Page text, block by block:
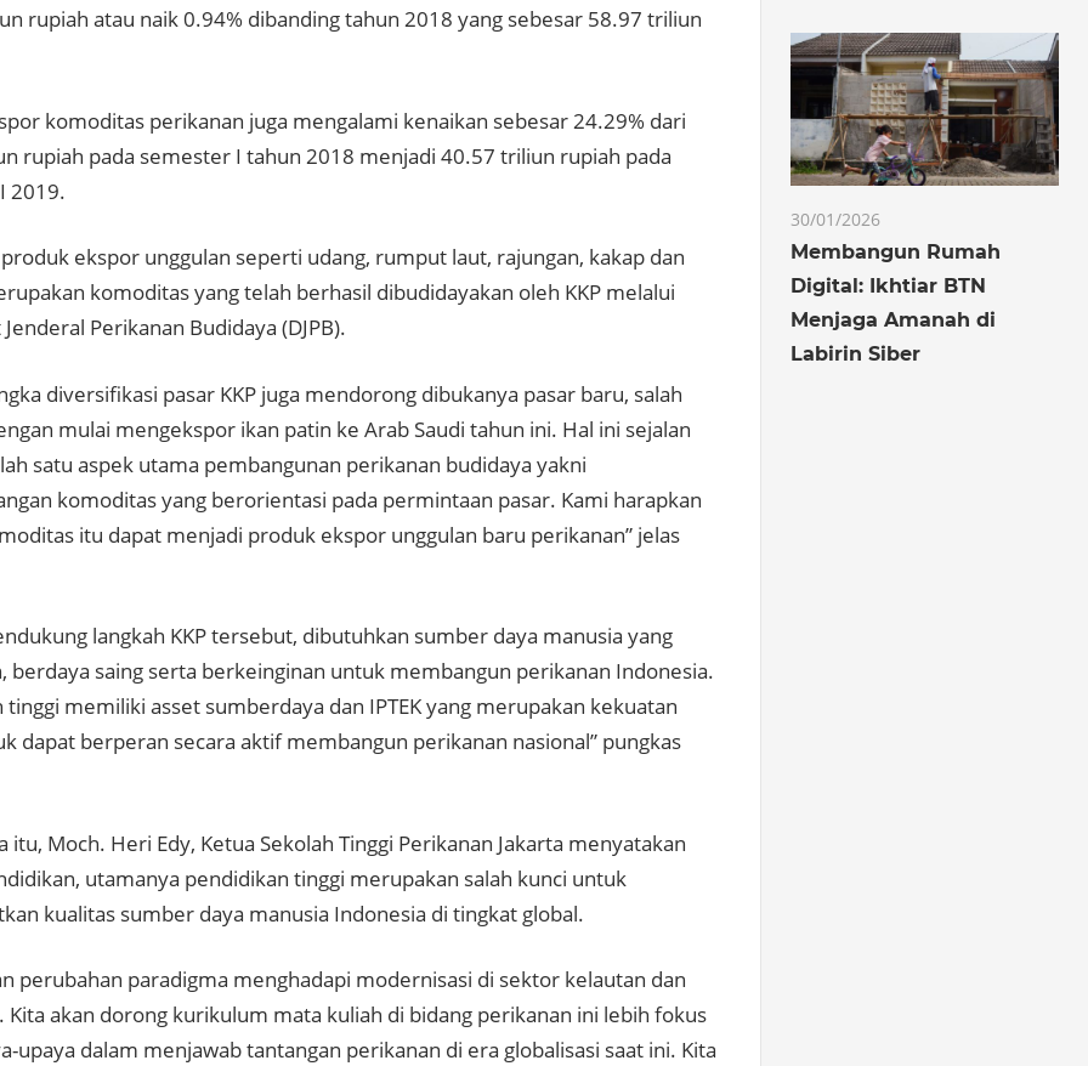
rupiah atau naik 0.94% dibanding tahun 2018 yang sebesar 58.97 triliun
komoditas perikanan juga mengalami kenaikan sebesar 24.29% dari
rupiah pada semester I tahun 2018 menjadi 40.57 triliun rupiah pada
2019.
ekspor unggulan seperti udang, rumput laut, rajungan, kakap dan
komoditas yang telah berhasil dibudidayakan oleh KKP melalui
Perikanan Budidaya (DJPB).
diversifikasi pasar KKP juga mendorong dibukanya pasar baru, salah
mulai mengekspor ikan patin ke Arab Saudi tahun ini. Hal ini sejalan
satu aspek utama pembangunan perikanan budidaya yakni
komoditas yang berorientasi pada permintaan pasar. Kami harapkan
itu dapat menjadi produk ekspor unggulan baru perikanan” jelas
langkah KKP tersebut, dibutuhkan sumber daya manusia yang
berdaya saing serta berkeinginan untuk membangun perikanan Indonesia.
tinggi memiliki asset sumberdaya dan IPTEK yang merupakan kekuatan
dapat berperan secara aktif membangun perikanan nasional” pungkas
itu, Moch. Heri Edy, Ketua Sekolah Tinggi Perikanan Jakarta menyatakan
utamanya pendidikan tinggi merupakan salah kunci untuk
kualitas sumber daya manusia Indonesia di tingkat global.
perubahan paradigma menghadapi modernisasi di sektor kelautan dan
Kita akan dorong kurikulum mata kuliah di bidang perikanan ini lebih fokus
upaya dalam menjawab tantangan perikanan di era globalisasi saat ini. Kita
30/01/2026
Membangun Rumah
Digital: Ikhtiar BTN
Menjaga Amanah di
Labirin Siber